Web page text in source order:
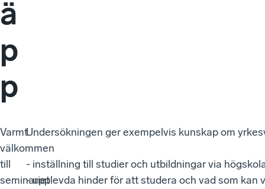
ä
p
p
Varmt
välkommen
till
seminariet
Undersökningen ger exempelvis kunskap om
- inställning till studier och utbildningar via
- upplevda hinder för att studera och vad som kan